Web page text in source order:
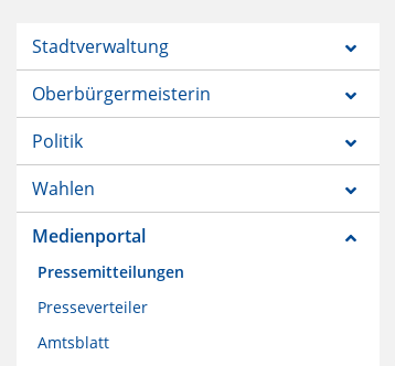
Stadtverwaltung
Oberbürgermeisterin
Politik
Wahlen
Medienportal
Pressemitteilungen
Presseverteiler
Amtsblatt